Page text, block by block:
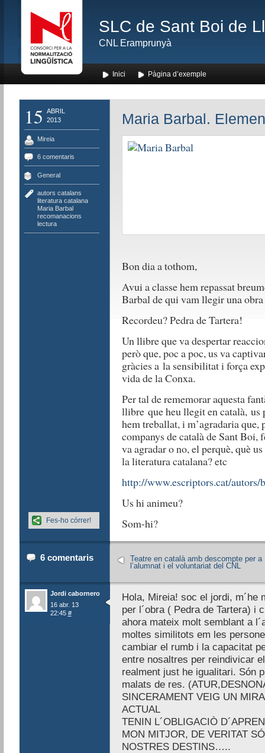
SLC de Sant Boi de
CNL Eramprunyà
Inici Pàgina d’exemple
15
ABRIL
2013
Mireia
6 comentaris
General
autors catalans
literatura catalana,
Maria Barbal,
recomanacions
lectura
Maria Barbal.
Bon dia a tothom,
Avui a classe hem repassat
Barbal de qui vam llegir una obra
Recordeu? Pedra de Tartera!
Un llibre que va despertar
però que, poc a poc, us va
gràcies a la sensibilitat i força
vida de la Conxa.
Per tal de rememorar aquesta
llibre que heu llegit en català, us
hem treballat, i m’agradaria que,
companys de català de Sant Boi,
va agradar o no, el perquè, què
la literatura catalana? etc
http://www.escriptors.cat/autors/
Us hi animeu?
Som-hi?
Fes-ho córrer!
6 comentaris
Teatre en català amb descompte per a
l’alumnat i el voluntariat del CNL
Jordi cabornero
16 abr. 13
22:45 #
Hola, Mireia! soc el jordi, m´he
per l´obra ( Pedra de Tartera) i
ahora mateix molt semblant a
moltes similitots em les
cambiar el rumb i la capacitat
entre nosaltres per reindivicar
realment just he igualitari. Són
malats de res.
SINCERAMENT VEIG UN
ACTUAL
TENIN L´OBLIGACIÒ
MON MITJOR, DE VERITAT
NOSTRES DESTINS…..